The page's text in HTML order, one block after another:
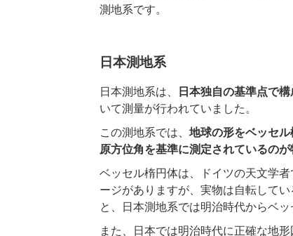
測地系です。
日本測地系
日本測地系は、 日本独自の基準点で
いて測量が行われていました。
この測地系では、 地球の形をベッセ
原方位角を基準に測定されているのが
ベッセル楕円体は、ドイツの天文学
ージがありますが、実物は自転して
と、日本測地系では明治時代からベ
また、日本では明治時代に正確な地